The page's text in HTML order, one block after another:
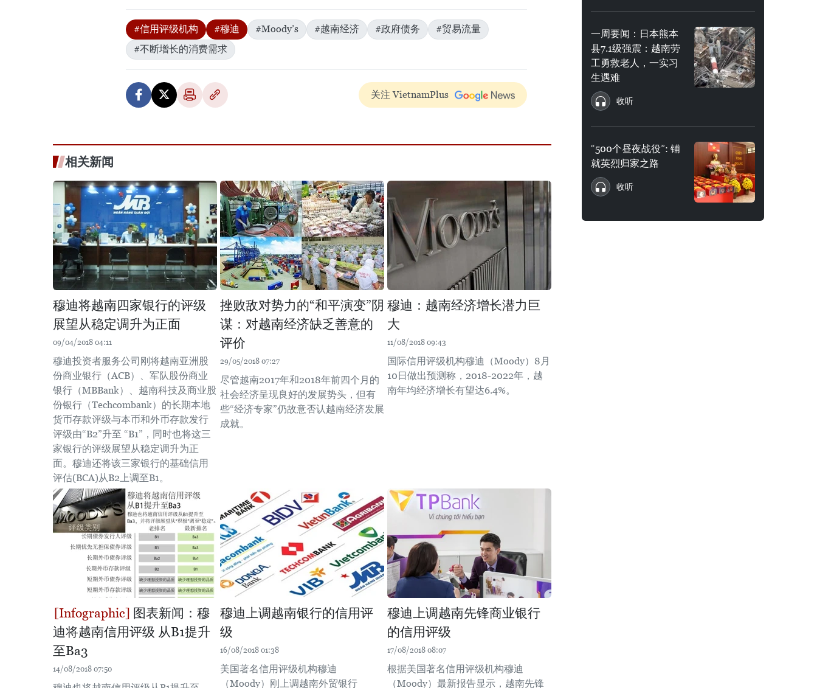
#信用评级机构 #穆迪 #Moody’s #越南经济 #政府债务
#贸易流量
#不断增长的消费需求
关注 VietnamPlus
相关新闻
穆迪将越南四家银行的评级
展望从稳定调升为正面
09/04/2018 04:11
穆迪投资者服务公司刚将越南亚洲股
份商业银行（ACB）、军队股份商业
银行（MBBank）、越南科技及商业股
份银行（Techcombank）的长期本地
货币存款评级与本币和外币存款发行
评级由“B2”升至 “B1”，同时也将这三
家银行的评级展望从稳定调升为正
面。穆迪还将该三家银行的基础信用
评估(BCA)从B2上调至B1。
挫败敌对势力的“和平演变”阴
谋：对越南经济缺乏善意的
评价
29/05/2018 07:27
尽管越南2017年和2018年前四个月的
社会经济呈现良好的发展势头，但有
些“经济专家”仍故意否认越南经济发展
成就。
穆迪：越南经济增长潜力巨
大
11/08/2018 09:43
国际信用评级机构穆迪（Moody）8月
10日做出预测称，2018-2022年，越
南年均经济增长有望达6.4%。
图表新闻：穆
迪将越南信用评级 从B1提升
至Ba3
14/08/2018 07:50
穆迪上调越南银行的信用评
级
16/08/2018 01:38
美国著名信用评级机构穆迪
（Moody）刚上调越南外贸银行
穆迪上调越南先锋商业银行
的信用评级
17/08/2018 08:07
根据美国著名信用评级机构穆迪
（Moody）最新报告显示，越南先锋
一周要闻：日本熊本
县7.1级强震：越南劳
工勇救老人，一实习
生遇难
收听
“500个昼夜战役”: 铺
就英烈归家之路
收听